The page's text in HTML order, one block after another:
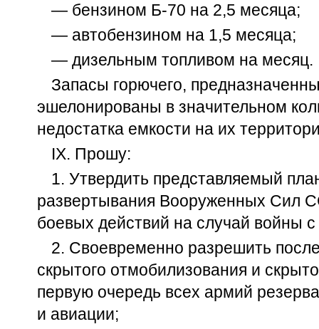
— бензином Б-70 на 2,5 месяца;
— автобензином на 1,5 месяца;
— дизельным топливом на месяц.
Запасы горючего,
эшелонированы в значительном
недостатка емкости на их
IX. Прошу:
1. Утвердить представляемый
развертывания Вооруженных Сил
боевых действий на случай войны
2. Своевременно разрешить
скрытого отмобилизования и
первую очередь всех армий
и авиации;